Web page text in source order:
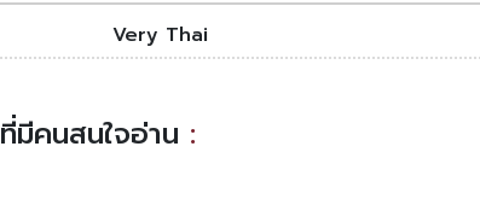
Very Thai
ที่มีคนสนใจอ่าน :